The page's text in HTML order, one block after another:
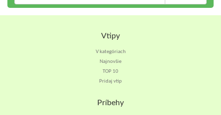
Vtipy
V kategóriach
Najnovšie
TOP 10
Pridaj vtip
Príbehy